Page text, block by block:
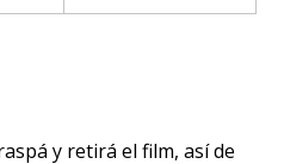
y retirá el film, así de